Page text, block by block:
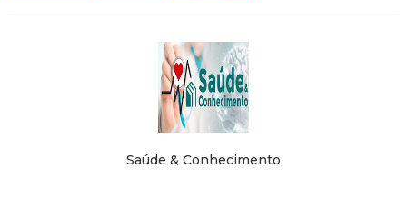
Saúde & Conhecimento